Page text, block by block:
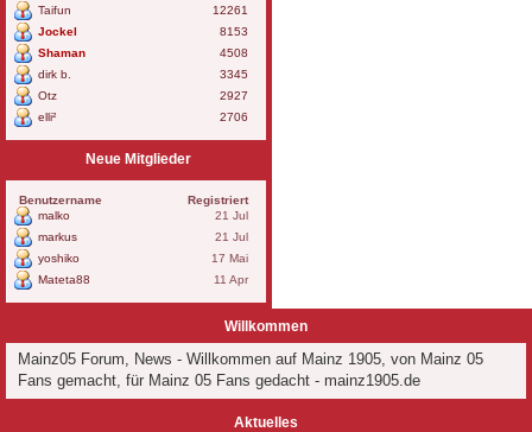
Willkommen
Mainz05 Forum, News - Willkommen auf Mainz 1905, von Mainz 05
Fans gemacht, für Mainz 05 Fans gedacht - mainz1905.de
Aktuelles
Taifun
12261
Jockel
8153
Shaman
4508
dirk b.
3345
Otz
2927
elli²
2706
Neue Mitglieder
Benutzername
Registriert
malko
21 Jul
markus
21 Jul
yoshiko
17 Mai
Mateta88
11 Apr